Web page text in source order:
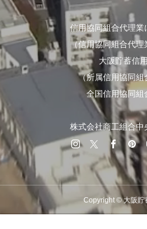
信用協同組合代理業
（信用協同組合代理
大阪貯蓄信
（所属信用協同組
全国信用協同組
株式会社商工組合中
Copyright © 大阪貯